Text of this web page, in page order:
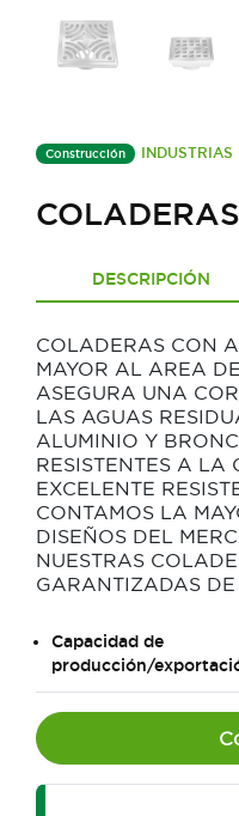
Construcción
DESCRIPCIÓN
COLADERAS CON
MAYOR AL AREA
ASEGURA UNA
LAS AGUAS
ALUMINIO Y
RESISTENTES A LA
EXCELENTE
CONTAMOS LA
DISEÑOS DEL
NUESTRAS
GARANTIZADAS DE
Capacidad de
producción/